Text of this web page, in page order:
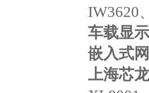
IW3620
车载显
嵌入式
上海芯龙